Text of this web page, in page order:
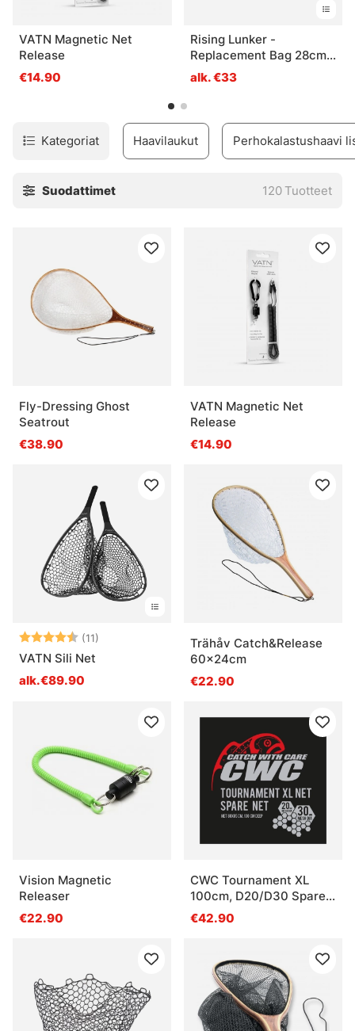
VATN Magnetic Net
Release
€14.90
Rising Lunker -
Replacement Bag 28cm
deep - Black
alk. €33
Kategoriat Haavilaukut Perhokalastushaavi
Suodattimet 120 Tuotteet
Fly-Dressing Ghost
Seatrout
€38.90
VATN Magnetic Net
Release
€14.90
Arvio: (11)
4.8 5:sta tähdestä
VATN Sili Net
alk.€89.90
Trähåv Catch&Release
60x24cm
€22.90
Vision Magnetic
Releaser
€22.90
CWC Tournament XL
100cm, D20/D30 Spare
Net
€42.90